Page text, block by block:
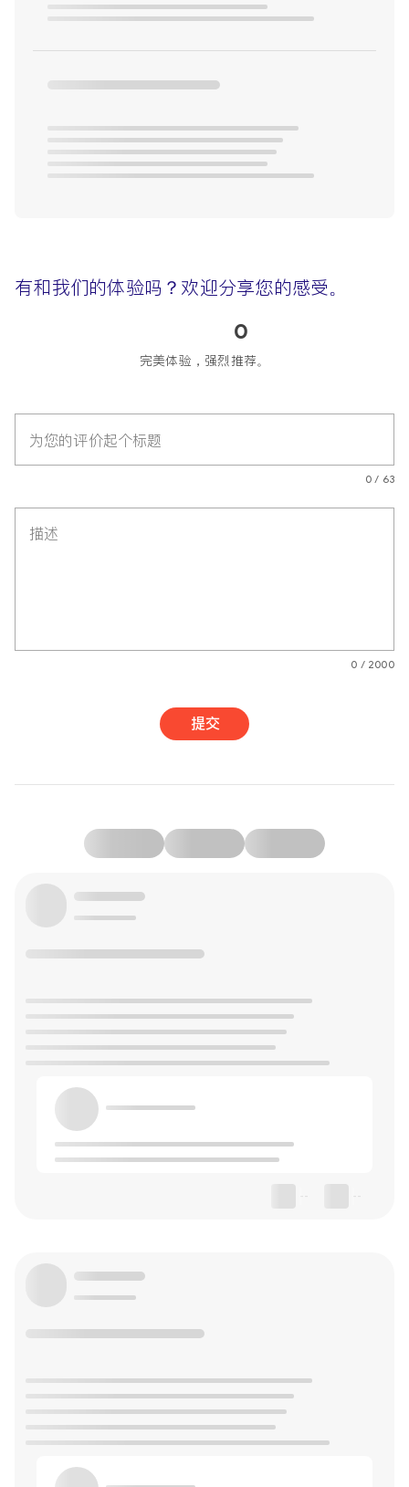
有和我们的体验吗？欢迎分享您的感受。
0
完美体验，强烈推荐。
为您的评价起个标题
0 / 63
描述
0 / 2000
提交